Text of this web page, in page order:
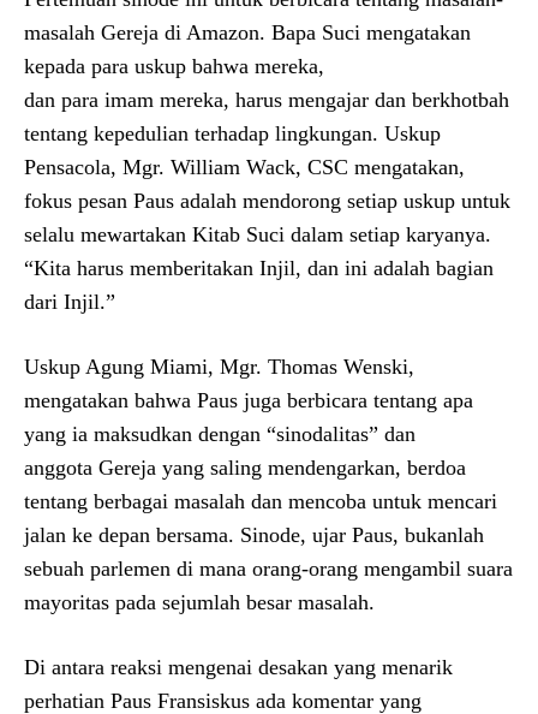
masalah Gereja di Amazon. Bapa Suci mengatakan
kepada para uskup bahwa mereka,
dan para imam mereka, harus mengajar dan berkhotbah
tentang kepedulian terhadap lingkungan. Uskup
Pensacola, Mgr. William Wack, CSC mengatakan,
fokus pesan Paus adalah mendorong setiap uskup untuk
selalu mewartakan Kitab Suci dalam setiap karyanya.
“Kita harus memberitakan Injil, dan ini adalah bagian
dari Injil.”
Uskup Agung Miami, Mgr. Thomas Wenski,
mengatakan bahwa Paus juga berbicara tentang apa
yang ia maksudkan dengan “sinodalitas” dan
anggota Gereja yang saling mendengarkan, berdoa
tentang berbagai masalah dan mencoba untuk mencari
jalan ke depan bersama. Sinode, ujar Paus, bukanlah
sebuah parlemen di mana orang-orang mengambil suara
mayoritas pada sejumlah besar masalah.
Di antara reaksi mengenai desakan yang menarik
perhatian Paus Fransiskus ada komentar yang